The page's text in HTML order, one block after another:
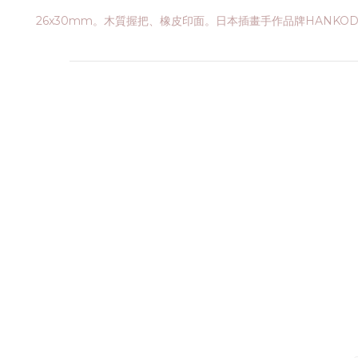
26x30mm。木質握把、橡皮印面。日本插畫手作品牌